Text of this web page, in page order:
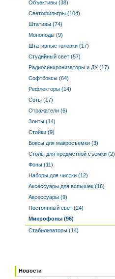
Объективы (38)
Светофильтры (104)
Штативы (74)
Моноподы (9)
Штативные головки (17)
Студийный свет (57)
Радиосинхронизаторы и ДУ (17)
Софтбоксы (64)
Рефлекторы (14)
Соты (17)
Отражатели (6)
Зонты (14)
Стойки (9)
Боксы для макросъемки (3)
Столы для предметной съемки (2)
Фоны (11)
Наборы для чистки (12)
Аксессуары для вспышек (16)
Аксессуары (9)
Постоянный свет (24)
Микрофоны (96)
Стабилизаторы (14)
Новости